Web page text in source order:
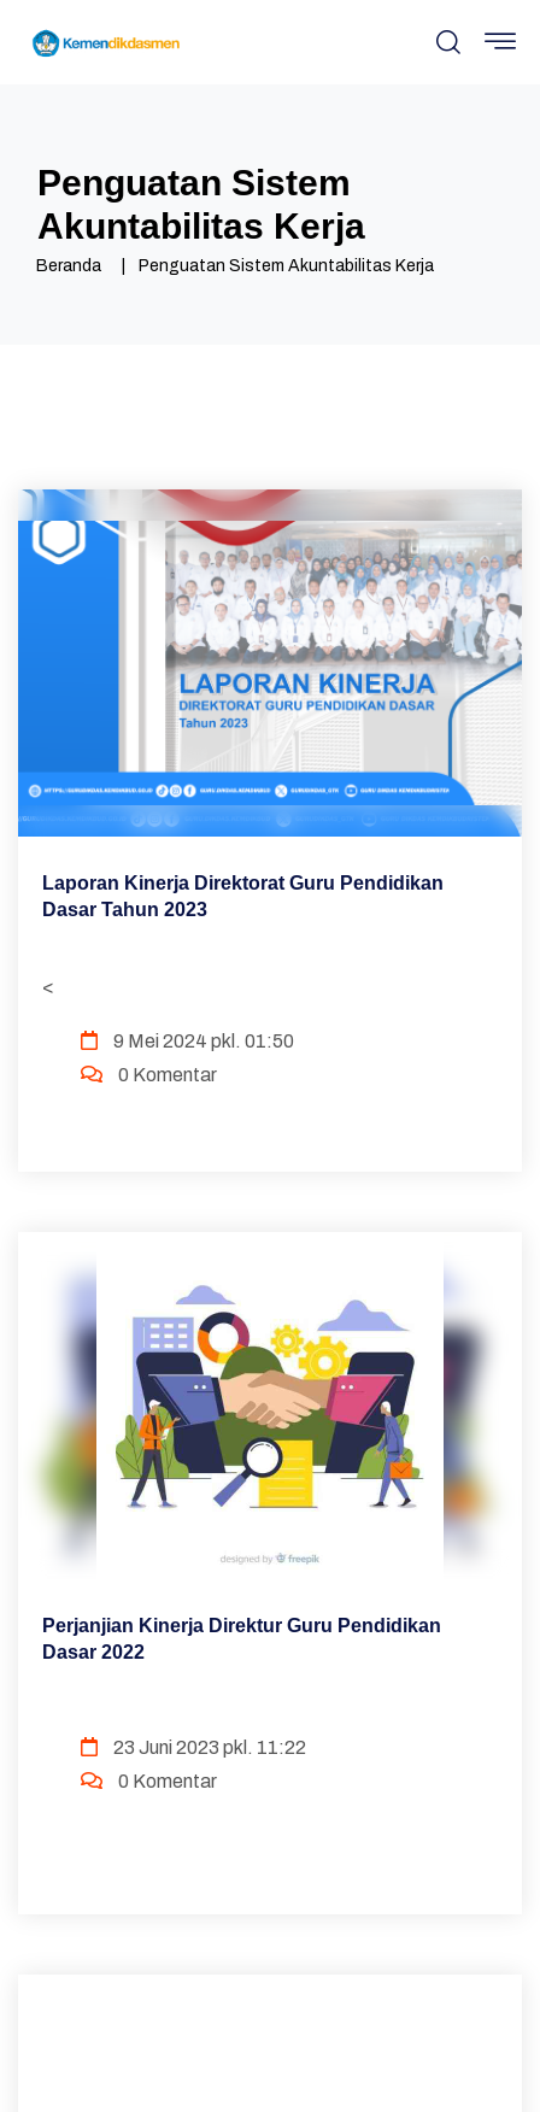
Penguatan Sistem
Akuntabilitas Kerja
Beranda Penguatan Sistem Akuntabilitas Kerja
Laporan Kinerja Direktorat Guru Pendidikan
Dasar Tahun 2023
<
9 Mei 2024 pkl. 01:50
0 Komentar
Perjanjian Kinerja Direktur Guru Pendidikan
Dasar 2022
23 Juni 2023 pkl. 11:22
0 Komentar